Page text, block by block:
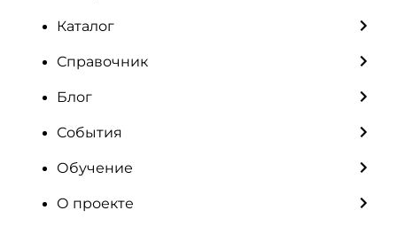
Каталог
Справочник
Блог
События
Обучение
О проекте